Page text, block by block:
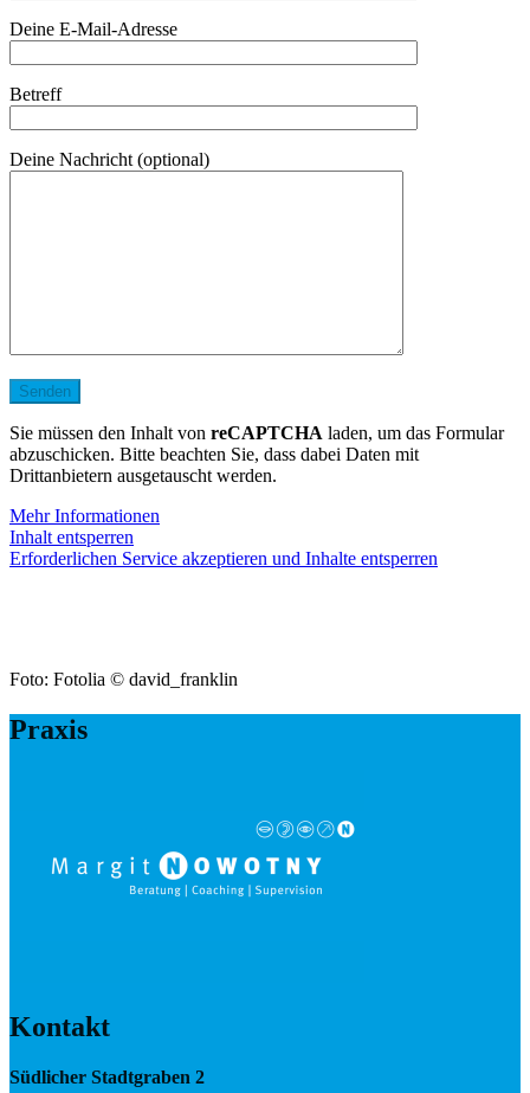
Deine E-Mail-Adresse
Betreff
Deine Nachricht (optional)
Sie müssen den Inhalt von reCAPTCHA laden, um das Formular
abzuschicken. Bitte beachten Sie, dass dabei Daten mit
Drittanbietern ausgetauscht werden.
Mehr Informationen
Inhalt entsperren
Erforderlichen Service akzeptieren und Inhalte entsperren
Foto: Fotolia © david_franklin
Praxis
Kontakt
Südlicher Stadtgraben 2